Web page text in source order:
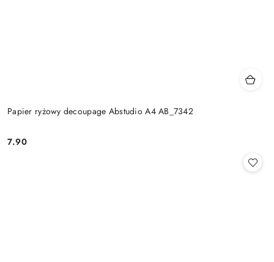
Papier ryżowy decoupage Abstudio A4 AB_7342
Cena:
7.90